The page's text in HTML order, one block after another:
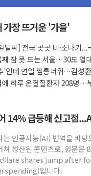
항 '하르그섬', 최근 1주
장중 급등…시장은 "또
도체주 프리뷰...美 고용
고용 쇼크에 금리 인상
2만3000명 감소 '쇼크
파 3개국, 공동방위협정
징주...아틀라시안·클
MOU… "6·25 미군 실
"…파월 때와 달리 워시엔
항시 정책특보 내정설...
한민국 다음 100년 밑거
가장 뜨거운 '가을'
날씨] 전국 곳곳 비·소나기
잠 못 드는 서울…30도 열
'인데 연일 찜통더위…김성
즉시대응"
하루 온열질환자 208명…
14% 급등해 신고점
는 인공지능(AI) 번역을 바
쳐 생산된 콘텐츠로, 원문은
shares jump after
spending)입니다.